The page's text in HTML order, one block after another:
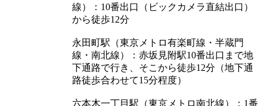
線）：10番出口（ビックカメラ直結出口）
から徒歩12分
永田町駅（東京メトロ有楽町線・半蔵門
線・南北線）：赤坂見附駅10番出口まで地
下通路で行き、そこから徒歩12分（地下通
路徒歩合わせて15分程度）
六本木一丁目駅（東京メトロ南北線）：1番